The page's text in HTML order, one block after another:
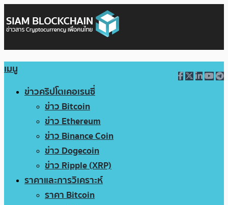
เมนู
ข่าวคริปโตเคอเรนซี่
ข่าว Bitcoin
ข่าว Ethereum
ข่าว Binance Coin
ข่าว Dogecoin
ข่าว Ripple (XRP)
ราคาและการวิเคราะห์
ราคา Bitcoin